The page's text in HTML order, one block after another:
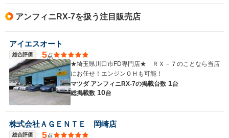
アンフィニRX-7を扱う注目販売店
アイエスオート
総合評価 5点
★埼玉県川口市FD専門店★ ＲＸ－７のことなら当店
にお任せ！エンジンＯＨも可能！
マツダ アンフィニRX-7の掲載台数 1台
総掲載数 10台
株式会社ＡＧＥＮＴＥ 岡崎店
総合評価 5点